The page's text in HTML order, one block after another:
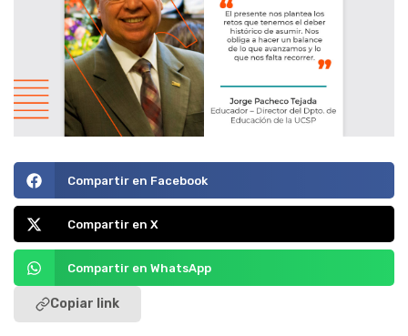
Compartir en Facebook
Compartir en X
Compartir en WhatsApp
Copiar link